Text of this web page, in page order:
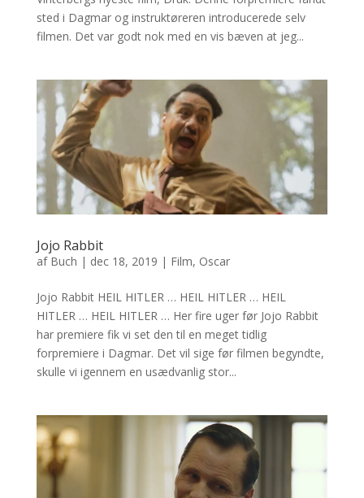
sted i Dagmar og instruktøreren introducerede selv
filmen. Det var godt nok med en vis bæven at jeg...
Jojo Rabbit
af Buch | dec 18, 2019 | Film, Oscar
Jojo Rabbit HEIL HITLER … HEIL HITLER … HEIL
HITLER … HEIL HITLER … Her fire uger før Jojo Rabbit
har premiere fik vi set den til en meget tidlig
forpremiere i Dagmar. Det vil sige før filmen begyndte,
skulle vi igennem en usædvanlig stor...